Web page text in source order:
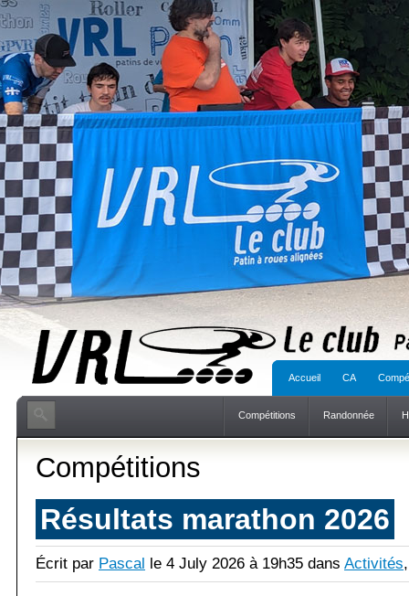
Accueil CA
Compétitions Randonnée
Compétitions
Résultats marathon 2026
Écrit par Pascal le 4 July 2026 à 19h35 dans Activités